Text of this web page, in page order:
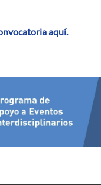
aquí.